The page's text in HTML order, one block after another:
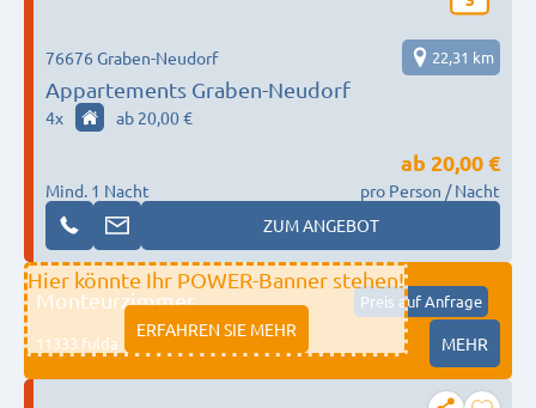
Appartements Graben-Neudorf
76676 Graben-Neudorf 22,31 km
4x ab 20,00 €
Mind. 1 Nacht
ab 20,00 €
pro Person / Nacht
ZUM ANGEBOT
Hier könnte Ihr POWER-Banner stehen!
ERFAHREN SIE MEHR
Monteurzimmer Preis auf Anfrage
11333 fulda MEHR